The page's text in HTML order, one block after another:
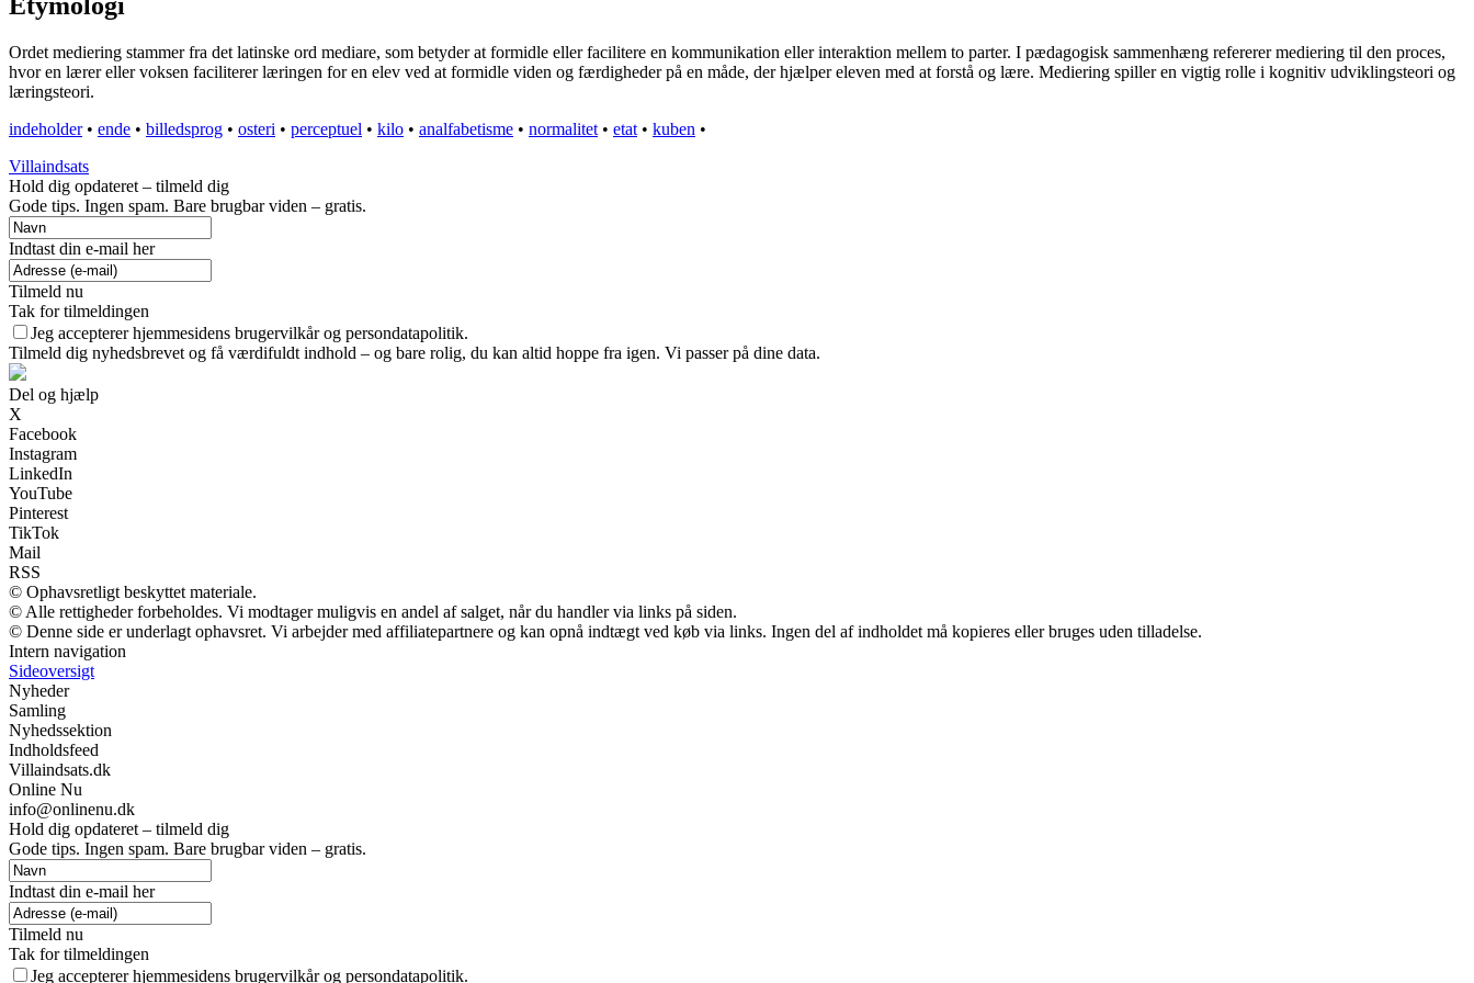
Etymologi
Ordet mediering stammer fra det latinske ord mediare, som betyder at formidle eller facilitere en kommunikation eller interaktion mellem to parter. I pædagogisk sammenhæng refererer mediering til den proces,
hvor en lærer eller voksen faciliterer læringen for en elev ved at formidle viden og færdigheder på en måde, der hjælper eleven med at forstå og lære. Mediering spiller en vigtig rolle i kognitiv udviklingsteori og
læringsteori.
indeholder• ende • billedsprog • osteri • perceptuel • kilo • analfabetisme • normalitet • etat • kuben •
Villaindsats
Hold dig opdateret – tilmeld dig
Gode tips. Ingen spam. Bare brugbar viden – gratis.
Indtast din e-mail her
Tilmeld nu
Tak for tilmeldingen
Jeg accepterer hjemmesidens brugervilkår og persondatapolitik.
Tilmeld dig nyhedsbrevet og få værdifuldt indhold – og bare rolig, du kan altid hoppe fra igen. Vi passer på dine data.
Del og hjælp
X
Facebook
Instagram
LinkedIn
YouTube
Pinterest
TikTok
Mail
RSS
© Ophavsretligt beskyttet materiale.
© Alle rettigheder forbeholdes. Vi modtager muligvis en andel af salget, når du handler via links på siden.
© Denne side er underlagt ophavsret. Vi arbejder med affiliatepartnere og kan opnå indtægt ved køb via links. Ingen del af indholdet må kopieres eller bruges uden tilladelse.
Intern navigation
Sideoversigt
Nyheder
Samling
Nyhedssektion
Indholdsfeed
Villaindsats.dk
Online Nu
info@onlinenu.dk
Hold dig opdateret – tilmeld dig
Gode tips. Ingen spam. Bare brugbar viden – gratis.
Indtast din e-mail her
Tilmeld nu
Tak for tilmeldingen
Jeg accepterer hjemmesidens brugervilkår og persondatapolitik.